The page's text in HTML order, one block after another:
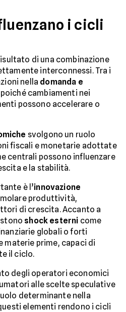
i cicli
di una combinazione
interconnessi. Tra i
nella domanda e
poiché cambiamenti nei
possono accelerare o
svolgono un ruolo
fiscali e monetarie adottate
centrali possono influenzare
e la stabilità.
è l’innovazione
produttività,
di crescita. Accanto a
shock esterni come
globali o forti
materie prime, capaci di
il ciclo.
degli operatori economici
alle scelte speculative
determinante nella
elementi rendono i cicli